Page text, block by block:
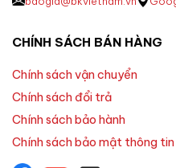
CHÍNH SÁCH BÁN HÀNG
Chính sách vận chuyển
Chính sách đổi trả
Chính sách bảo hành
Chính sách bảo mật thông tin